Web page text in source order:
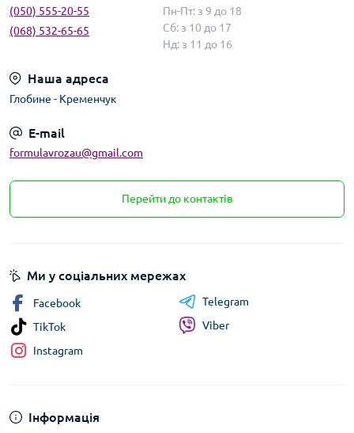
(050) 555-20-55
(068) 532-65-65
Пн-Пт: з 9 до 18
Сб: з 10 до 17
Нд: з 11 до 16
Наша адреса
Глобине - Кременчук
E-mail
formulavrozau@gmail.com
Перейти до контактів
Інформація
Ми у соціальних мережах
Facebook
TikTok
Instagram
Telegram
Viber